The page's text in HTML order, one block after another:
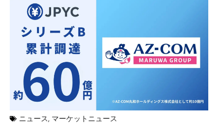
ニュース, マーケットニュース